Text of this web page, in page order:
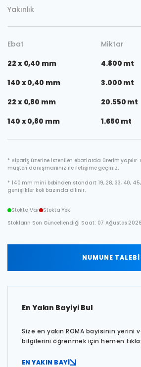
Yakınlık
Ebat Miktar
22 x 0,40 mm
4.800 mt
140 x 0,40 mm
3.000 mt
22 x 0,80 mm
20.550 mt
140 x 0,80 mm
1.650 mt
* Sipariş üzerine istenilen ebatlarda üretim yapılır.
müşteri danışmanınız ile iletişime geçiniz.
* 140 mm mini bobinden standart 19, 28, 33, 40,
genişlikler koli bazında dilinir.
Stokta Var
Stokta Yok
Stokların Son Güncellendiği Saat: 07 Ağustos
NUMUNE TALEBİ
En Yakın Bayiyi Bul
Size en yakın ROMA bayisinin yerini
bilgilerini öğrenmek için hemen
EN YAKIN BAYİ